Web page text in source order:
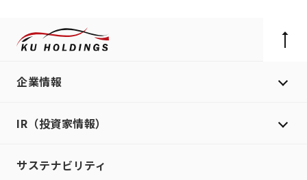
企業情報
IR（投資家情報）
サステナビリティ